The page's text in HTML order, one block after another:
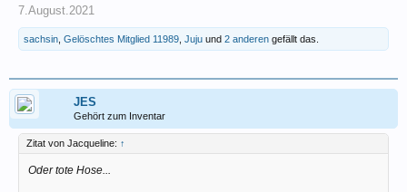
7.August.2021
sachsin Gelöschtes Mitglied 11989 Juju und 2 anderen gefällt das.
JES
Gehört zum Inventar
Zitat von Jacqueline: ↑
Oder tote Hose...